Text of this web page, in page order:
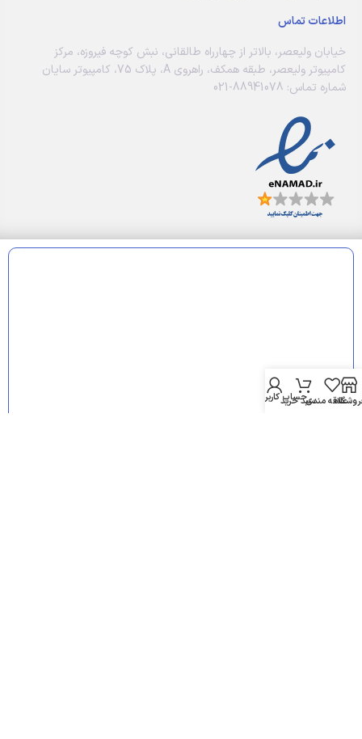
اطلاعات تماس
خیابان ولیعصر، بالاتر از چهارراه طالقانی، نبش کوچه فیروزه، مرکز
کامپیوتر ولیعصر، طبقه همکف، راهروی A، پلاک 75، کامپیوتر سایان
شماره تماس: 88941078-021
علاقه مندیسبد خرید
حساب کاربری من